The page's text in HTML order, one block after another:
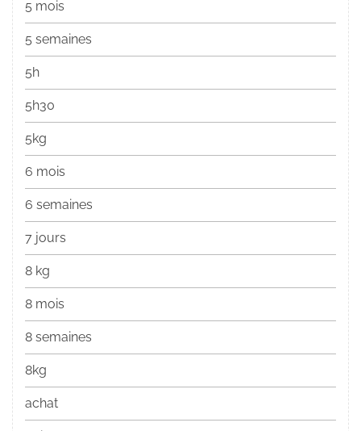
5 mois
5 semaines
5h
5h30
5kg
6 mois
6 semaines
7 jours
8 kg
8 mois
8 semaines
8kg
achat